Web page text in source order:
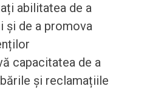
abilitatea de a
și de a promova
capacitatea de a
și reclamațiile